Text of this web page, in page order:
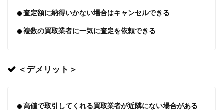
査定額に納得いかない場合はキャンセルできる
複数の買取業者に一気に査定を依頼できる
＜デメリット＞
高値で取引してくれる買取業者が近隣にない場合がある